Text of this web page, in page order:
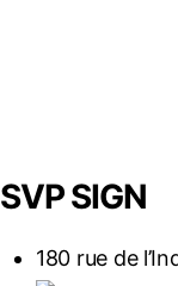
SVP SIGN
180 rue de